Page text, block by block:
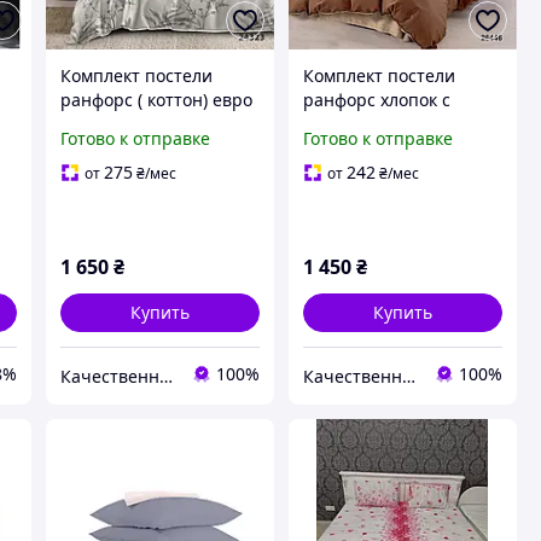
Комплект постели
ранфорс ( коттон) евро
резинке 180*200см
Готово к отправке
от275 ₴/мес
1 650 ₴
Купить
Качественная постель 100%
Комплект постели
ранфорс хлопок с
26446 шоколад - беж
євро з простинню на
Готово к отправке
от242₴/мес
1 450₴
Купить
Качественная постель 100%